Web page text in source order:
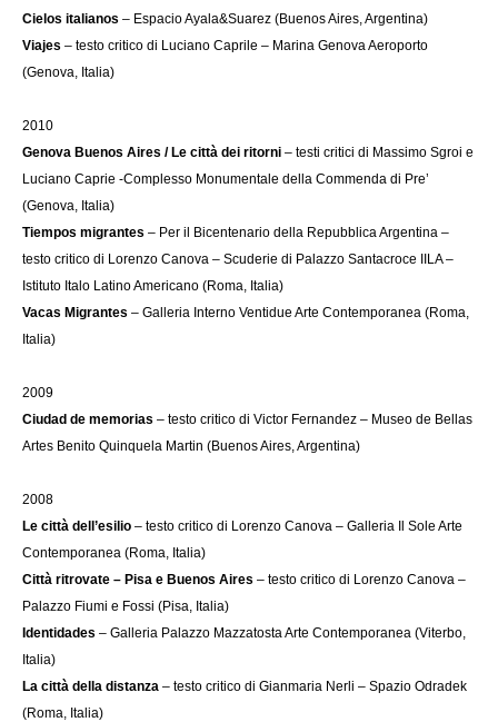
Cielos italianos – Espacio Ayala&Suarez (Buenos Aires, Argentina)
Viajes – testo critico di Luciano Caprile – Marina Genova Aeroporto
(Genova, Italia)
2010
Genova Buenos Aires / Le città dei ritorni – testi critici di Massimo Sgroi e
Luciano Caprie -Complesso Monumentale della Commenda di Pre’
(Genova, Italia)
Tiempos migrantes – Per il Bicentenario della Repubblica Argentina –
testo critico di Lorenzo Canova – Scuderie di Palazzo Santacroce IILA –
Istituto Italo Latino Americano (Roma, Italia)
Vacas Migrantes – Galleria Interno Ventidue Arte Contemporanea (Roma,
Italia)
2009
Ciudad de memorias – testo critico di Victor Fernandez – Museo de Bellas
Artes Benito Quinquela Martin (Buenos Aires, Argentina)
2008
Le città dell’esilio – testo critico di Lorenzo Canova – Galleria Il Sole Arte
Contemporanea (Roma, Italia)
Città ritrovate – Pisa e Buenos Aires – testo critico di Lorenzo Canova –
Palazzo Fiumi e Fossi (Pisa, Italia)
Identidades – Galleria Palazzo Mazzatosta Arte Contemporanea (Viterbo,
Italia)
La città della distanza – testo critico di Gianmaria Nerli – Spazio Odradek
(Roma, Italia)